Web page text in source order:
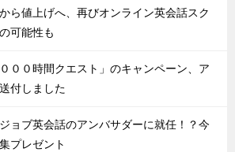
ら値上げへ、再びオンライン英会話スク
可能性も
００時間クエスト」のキャンペーン、ア
付しました
ョブ英会話のアンバサダーに就任！？今
プレゼント